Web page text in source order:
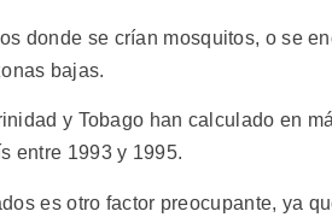
donde se crían mosquitos, o se
bajas.
y Tobago han calculado en
entre 1993 y 1995.
es otro factor preocupante, ya